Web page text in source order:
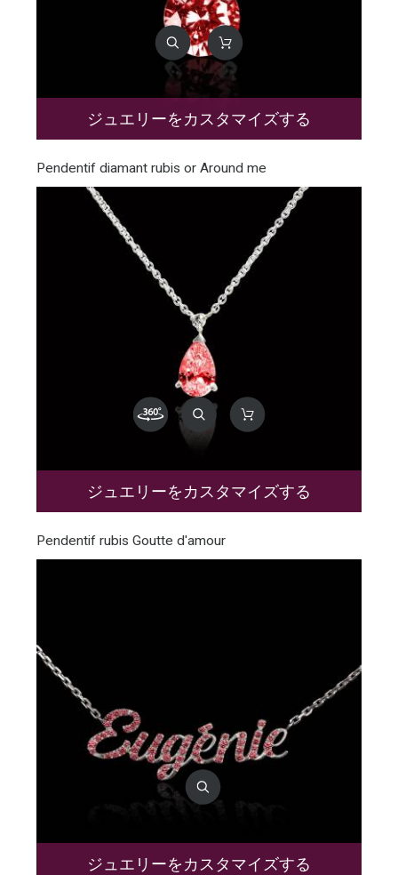
ジュエリーをカスタマイズする
Pendentif diamant rubis or Around me
ジュエリーをカスタマイズする
Pendentif rubis Goutte d'amour
ジュエリーをカスタマイズする